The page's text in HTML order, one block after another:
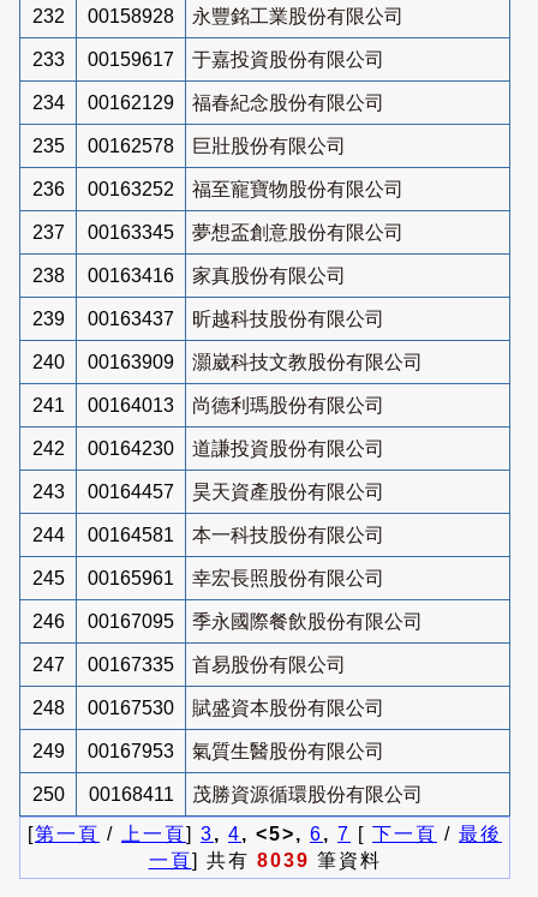
232 00158928 永豐銘工業股份有限公司
233 00159617 于嘉投資股份有限公司
234 00162129 福春紀念股份有限公司
235 00162578 巨壯股份有限公司
236 00163252 福至寵寶物股份有限公司
237 00163345 夢想盃創意股份有限公司
238 00163416 家真股份有限公司
239 00163437 昕越科技股份有限公司
240 00163909 灝崴科技文教股份有限公司
241 00164013 尚德利瑪股份有限公司
242 00164230 道謙投資股份有限公司
243 00164457 昊天資產股份有限公司
244 00164581 本一科技股份有限公司
245 00165961 幸宏長照股份有限公司
246 00167095 季永國際餐飲股份有限公司
247 00167335 首易股份有限公司
248 00167530 賦盛資本股份有限公司
249 00167953 氣質生醫股份有限公司
250 00168411
茂勝資源循環股份有限公司
[第一頁 / 上一頁] 3, 4, <5>, 6, 7 [ 下一頁 / 最後
一頁] 共有 8039 筆資料